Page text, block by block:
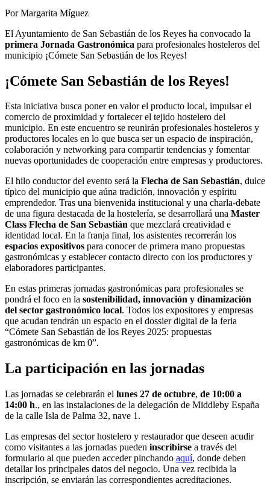
Por Margarita Míguez
El Ayuntamiento de San Sebastián de los Reyes ha convocado la
primera Jornada Gastronómica para profesionales hosteleros del
municipio ¡Cómete San Sebastián de los Reyes!
¡Cómete San Sebastián de los Reyes!
Esta iniciativa busca poner en valor el producto local, impulsar el
comercio de proximidad y fortalecer el tejido hostelero del
municipio. En este encuentro se reunirán profesionales hosteleros y
productores locales en lo que busca ser un espacio de inspiración,
colaboración y networking para compartir tendencias y fomentar
nuevas oportunidades de cooperación entre empresas y productores.
El hilo conductor del evento será la Flecha de San Sebastián, dulce
típico del municipio que aúna tradición, innovación y espíritu
emprendedor. Tras una bienvenida institucional y una charla-debate
de una figura destacada de la hostelería, se desarrollará una Master
Class Flecha de San Sebastián que mezclará creatividad e
identidad local. En la franja final, los asistentes recorrerán los
espacios expositivos para conocer de primera mano propuestas
gastronómicas y establecer contacto directo con los productores y
elaboradores participantes.
En estas primeras jornadas gastronómicas para profesionales se
pondrá el foco en la sostenibilidad, innovación y dinamización
del sector gastronómico local. Todos los expositores y empresas
que acudan tendrán un espacio en el dossier digital de la feria
“Cómete San Sebastián de los Reyes 2025: propuestas
gastronómicas de km 0”.
La participación en las jornadas
Las jornadas se celebrarán el lunes 27 de octubre, de 10:00 a
14:00 h., en las instalaciones de la delegación de Middleby España
de la calle Isla de Palma 32, nave 1.
Las empresas del sector hostelero y restaurador que deseen acudir
como visitantes a las jornadas pueden inscribirse a través del
formulario al que pueden acceder pinchando aquí, donde deben
detallar los principales datos del negocio. Una vez recibida la
inscripción, se enviarán las correspondientes acreditaciones.